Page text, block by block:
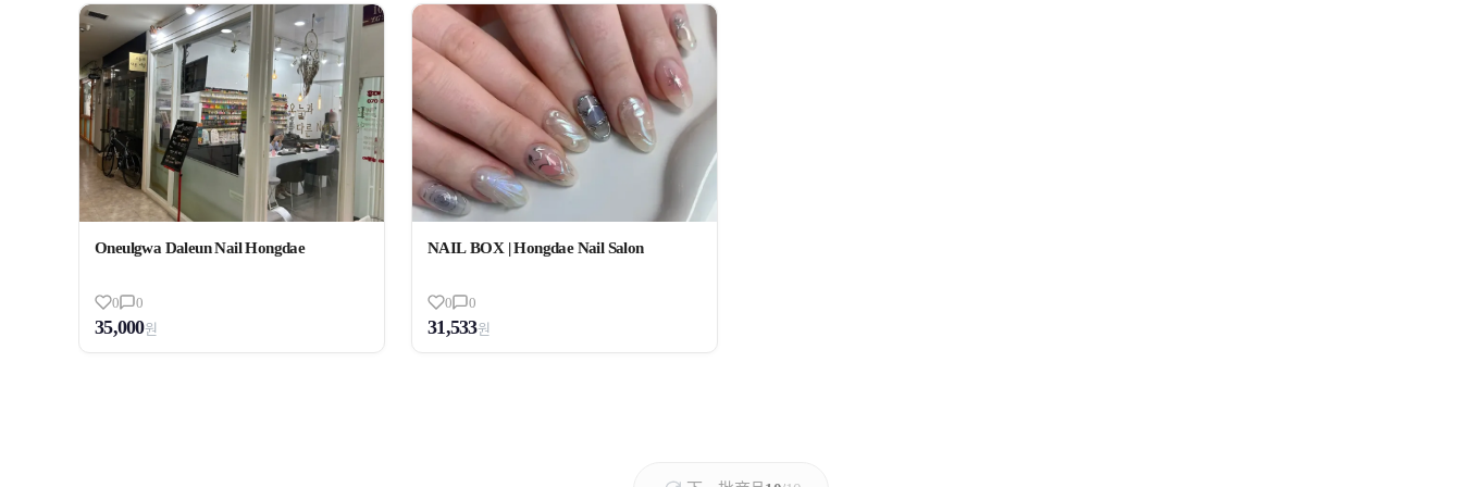
Oneulgwa Daleun Nail Hongdae
0 0
35,000원
NAIL BOX | Hongdae Nail Salon
0 0
31,533원